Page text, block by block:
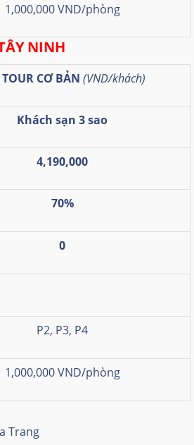
1,000,000 VND/phòng
NINH
CƠ BẢN (VND/khách)
Khách sạn 3 sao
4,190,000
70%
0
P2, P3, P4
1,000,000 VND/phòng
Trang